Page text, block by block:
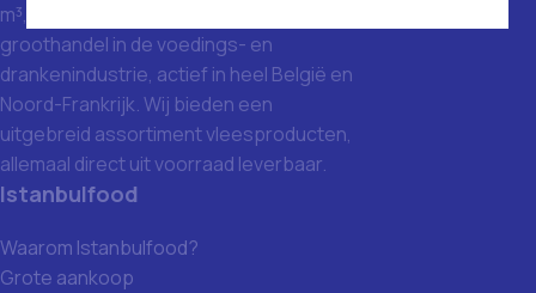
m³, zijn we een toonaangevende
groothandel in de voedings- en
drankenindustrie, actief in heel België en
Noord-Frankrijk. Wij bieden een
uitgebreid assortiment vleesproducten,
allemaal direct uit voorraad leverbaar.
Istanbulfood
Waarom Istanbulfood?
Grote aankoop